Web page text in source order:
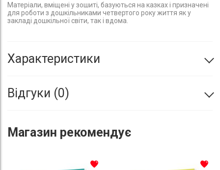
Матеріали, вміщені у зошиті, базуються на казках і призначені
для роботи з дошкільниками четвертого року життя як у
закладі дошкільної світи, так і вдома.
Характеристики
Відгуки 0
Магазин рекомендує